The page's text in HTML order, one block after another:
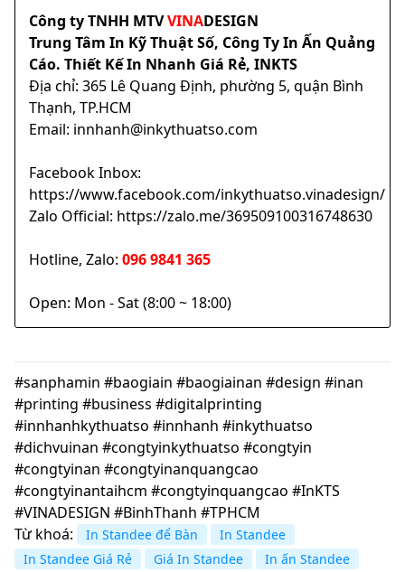
Công ty TNHH MTVVINADESIGN
Trung Tâm In Kỹ Thuật Số, Công Ty In Ấn Quảng
Cáo. Thiết Kế In Nhanh Giá Rẻ, INKTS
Địa chỉ: 365 Lê Quang Định, phường 5, quận Bình
Thạnh, TP.HCM
Email: innhanh@inkythuatso.com
Facebook Inbox:
https://www.facebook.com/inkythuatso.vinadesign/
Zalo Official: https://zalo.me/369509100316748630
Hotline, Zalo: 096 9841 365
Open: Mon - Sat (8:00 ~ 18:00)
#sanphamin #baogiain #baogiainan #design #inan
#printing #business #digitalprinting
#innhanhkythuatso #innhanh #inkythuatso
#dichvuinan #congtyinkythuatso #congtyin
#congtyinan #congtyinanquangcao
#congtyinantaihcm #congtyinquangcao #InKTS
#VINADESIGN #BinhThanh #TPHCM
Từ khoá:
In Standee để Bàn
In Standee
In Standee Giá Rẻ
Giá In Standee
In ấn Standee